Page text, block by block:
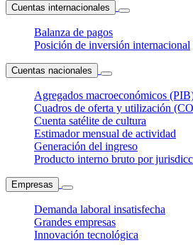
Cuentas internacionales
Balanza de pagos
Posición de inversión internacional
Cuentas nacionales
Agregados macroeconómicos
Cuadros de oferta y utilización
Cuenta satélite de cultura
Estimador mensual de actividad
Generación del ingreso
Producto interno bruto por
Empresas
Demanda laboral insatisfecha
Grandes empresas
Innovación tecnológica